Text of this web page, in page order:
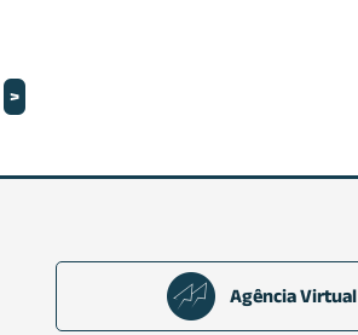
>
Agência Virtual